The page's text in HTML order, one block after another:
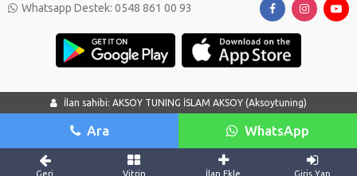
İlan sahibi: AKSOY TUNING İSLAM AKSOY (Aksoytuning)
Ara WhatsApp
Whatsapp Destek: 0548 861 00 93
Geri Vitrin İlan Ekle Giriş Yap